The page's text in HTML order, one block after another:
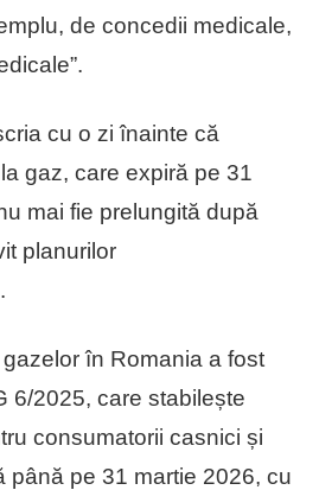
de concedii medicale,
cu o zi înainte că
gaz, care expiră pe 31
mai fie prelungită după
planurilor
în Romania a fost
6/2025, care stabilește
consumatorii casnici și
până pe 31 martie 2026, cu